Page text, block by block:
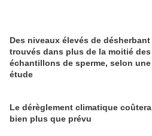
Des niveaux élevés de désherbant
trouvés dans plus de la moitié des
échantillons de sperme, selon une
étude
Le dérèglement climatique coûtera
bien plus que prévu